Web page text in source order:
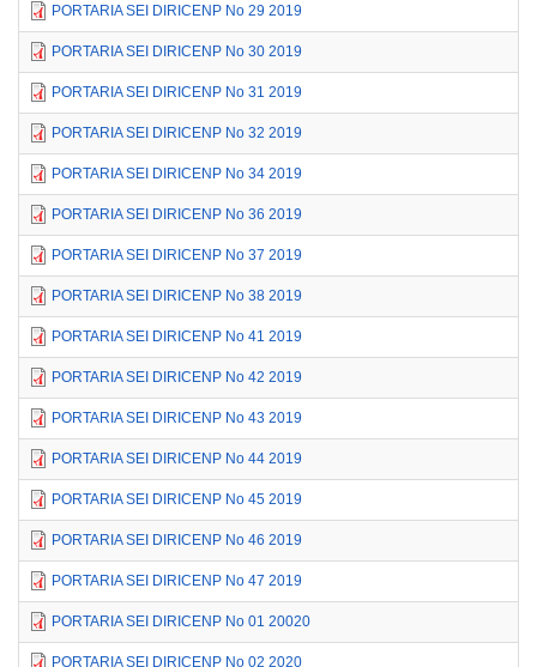
PORTARIA SEI DIRICENP No 29 2019
PORTARIA SEI DIRICENP No 30 2019
PORTARIA SEI DIRICENP No 31 2019
PORTARIA SEI DIRICENP No 32 2019
PORTARIA SEI DIRICENP No 34 2019
PORTARIA SEI DIRICENP No 36 2019
PORTARIA SEI DIRICENP No 37 2019
PORTARIA SEI DIRICENP No 38 2019
PORTARIA SEI DIRICENP No 41 2019
PORTARIA SEI DIRICENP No 42 2019
PORTARIA SEI DIRICENP No 43 2019
PORTARIA SEI DIRICENP No 44 2019
PORTARIA SEI DIRICENP No 45 2019
PORTARIA SEI DIRICENP No 46 2019
PORTARIA SEI DIRICENP No 47 2019
PORTARIA SEI DIRICENP No 01 20020
PORTARIA SEI DIRICENP No 02 2020